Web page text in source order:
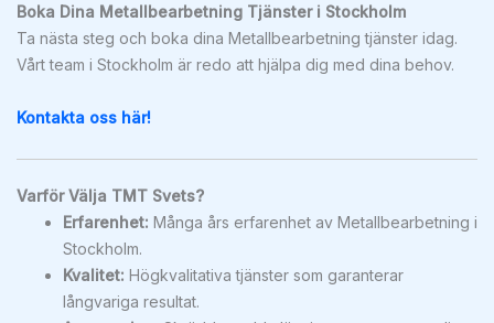
Boka Dina Metallbearbetning Tjänster i Stockholm
Ta nästa steg och boka dina Metallbearbetning tjänster idag.
Vårt team i Stockholm är redo att hjälpa dig med dina behov.
Kontakta oss här!
Varför Välja TMT Svets?
Erfarenhet: Många års erfarenhet av Metallbearbetning i
Stockholm.
Kvalitet: Högkvalitativa tjänster som garanterar
långvariga resultat.